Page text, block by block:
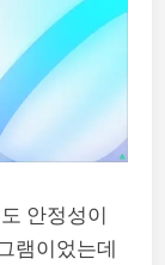
안정성이
램이었는데